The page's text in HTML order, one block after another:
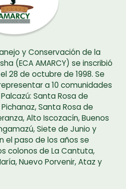
y Conservación de la
(ECA AMARCY) se inscribió
28 de octubre de 1998. Se
a 10 comunidades
Santa Rosa de
Santa Rosa de
Alto Iscozacín, Buenos
Siete de Junio y
el paso de los años se
colonos de La Cantuta,
Nuevo Porvenir, Ataz y